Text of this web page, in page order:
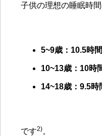
子供の理想の睡眠時間
5~9歳：10.5時間
10~13歳：10時
14~18歳：9.5時
です2)。